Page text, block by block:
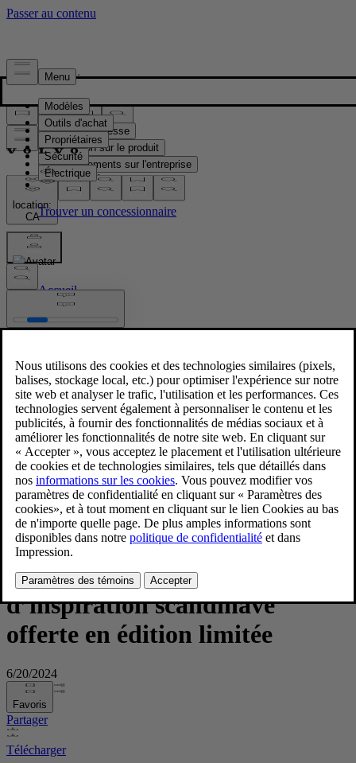
Presse & Médias
Matériel de presse
Information sur le produit
Renseignements sur l'entreprise
Contacts médias
location:
CA
Images
Accueil
/Images
Volvo Cars collabore avec D.S. & Durga pour lancer
SWOODISH, une fragrance d’inspiration scandinave offerte
en édition limitée
Volvo Cars collabore avec D.S.
& Durga pour lancer
SWOODISH, une fragrance
d’inspiration scandinave
offerte en édition limitée
6/20/2024
Favoris
Partager
Télécharger